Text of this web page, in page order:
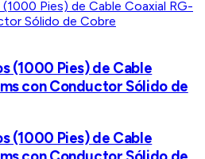
(1000 Pies) de Cable
con Conductor Sólido de
(1000 Pies) de Cable